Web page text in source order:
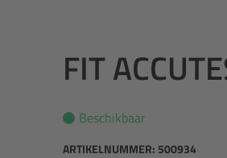
FIT
Beschikbaar
ARTIKELNUMMER: 500934